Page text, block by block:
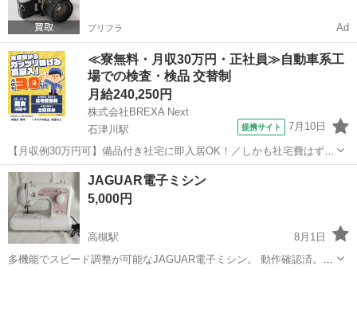
プリフラ Ad
≪寮無料・月収30万円・正社員≫自動車系工
場での検査・検品 交替制
月給240,250円
株式会社BREXA Next
石津川駅
提携サイト 7月10日
【月収例30万円可】備品付き社宅に即入居OK！／しかも社宅費はずっ
と無料♪／トラクタ本体の製造／資格経験不問★異業種からの転職活躍
中！／赴任旅費会社負担／工場まで無料送迎あり◎《大阪府堺市》 人
気の工場のお仕事 ◇トラクタ...
大阪 堺市 石津川駅 その他
JAGUAR電子ミシン
5,000円
高槻駅
8月1日
多機能でスピード調整が可能なJAGUAR電子ミシン。 動作確認済。説